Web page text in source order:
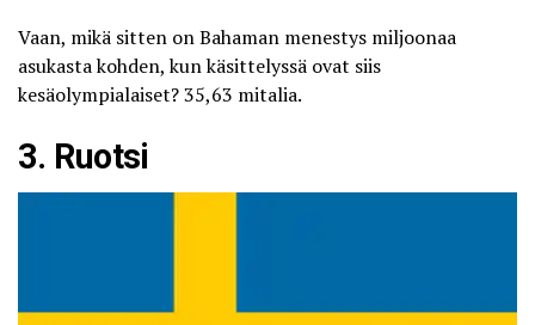
Vaan, mikä sitten on Bahaman menestys miljoonaa
asukasta kohden, kun käsittelyssä ovat siis
kesäolympialaiset? 35,63 mitalia.
3. Ruotsi